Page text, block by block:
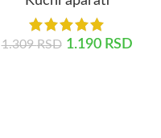
1.309RSD 1.190 RSD